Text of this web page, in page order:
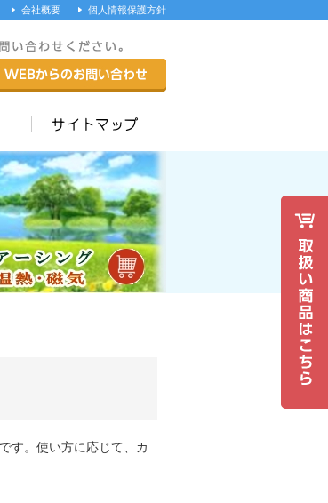
会社概要 個人情報保護方針
す。使い方に応じて、カ